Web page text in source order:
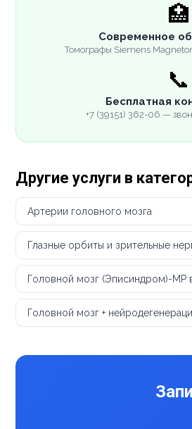
🏥
Современное
Томографы Siemens
📞
Бесплатная
+7 (39151) 362-06 —
Другие услуги в
Артерии головного мозга
Глазные орбиты и зрительные
Головной мозг (Эписиндром)-МР
Головной мозг +